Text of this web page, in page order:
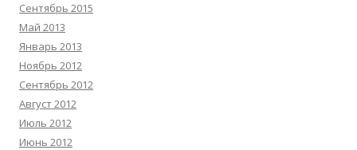
Сентябрь 2015
Май 2013
Январь 2013
Ноябрь 2012
Сентябрь 2012
Август 2012
Июль 2012
Июнь 2012